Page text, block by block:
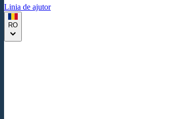
Linia de ajutor
RO